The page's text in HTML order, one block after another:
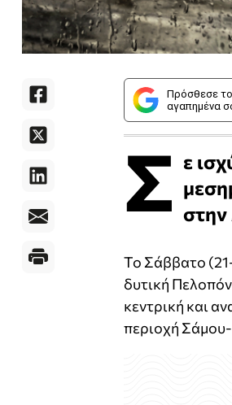
Πρόσθεσε το
αγαπημένα
Σ ε
Το Σάββατο
δυτική
κεντρική και
περιοχή Σάμου-